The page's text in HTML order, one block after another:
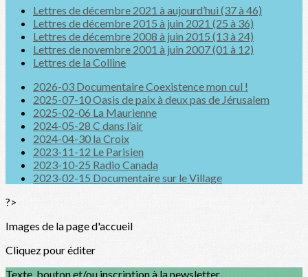
Lettres de décembre 2021 à aujourd’hui (37 à 46)
Lettres de décembre 2015 à juin 2021 (25 à 36)
Lettres de décembre 2008 à juin 2015 (13 à 24)
Lettres de novembre 2001 à juin 2007 (01 à 12)
Lettres de la Colline
2026-03 Documentaire Coexistence mon cul !
2025-07-10 Oasis de paix à deux pas de Jérusalem
2025-02-06 La Maurienne
2024-05-28 C dans l’air
2024-04-30 la Croix
2023-11-12 Le Parisien
2023-10-25 Radio Canada
2023-02-15 Documentaire sur le Village
?>
Images de la page d'accueil
Cliquez pour éditer
Texte, bouton et/ou inscription à la newsletter